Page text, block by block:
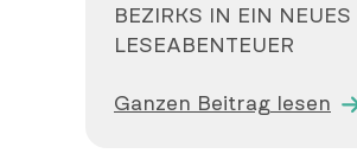
BEZIRKS IN EIN NEUES
LESEABENTEUER
Ganzen Beitrag lesen